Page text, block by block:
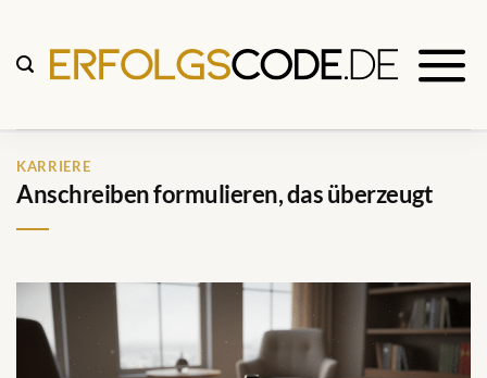
Inhalt
springen
KARRIERE
Anschreiben formulieren, das überzeugt